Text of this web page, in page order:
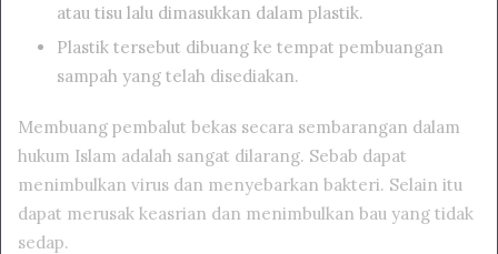
atau tisu lalu dimasukkan dalam plastik.
Plastik tersebut dibuang ke tempat pembuangan
sampah yang telah disediakan.
Membuang pembalut bekas secara sembarangan dalam
hukum Islam adalah sangat dilarang. Sebab dapat
menimbulkan virus dan menyebarkan bakteri. Selain itu
dapat merusak keasrian dan menimbulkan bau yang tidak
sedap.